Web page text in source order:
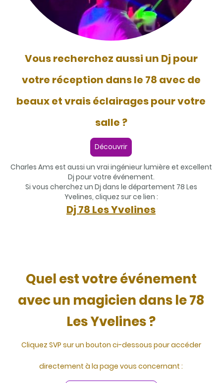
Vous recherchez aussi un Dj pour
votre réception dans le 78 avec de
beaux et vrais éclairages pour votre
salle ?
Charles Ams est aussi un vrai ingénieur lumière et excellent
Dj pour votre événement.
Si vous cherchez un Dj dans le département 78 Les
Yvelines, cliquez sur ce lien :
Dj 78 Les Yvelines
Découvrir
Quel est votre événement
avec un magicien dans le 78
Les Yvelines ?
Cliquez SVP sur un bouton ci-dessous pour accéder
directement à la page vous concernant :